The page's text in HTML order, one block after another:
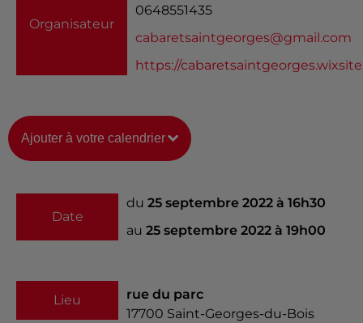
Organisateur
0648551435
cabaretsaintgeorges@gmail.com
https://
Ajouter à votre calendrier
Date
du 25 septembre 2022 à 16h30
au 25 septembre 2022 à 19h00
Lieu
rue du parc
17700 Saint-Georges-du-Bois